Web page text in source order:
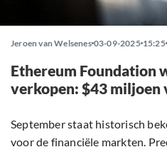
Jeroen van Welsenes 03-09-2025 15:25
Ethereum Foundation
verkopen: $43 miljoen
September staat historisch
voor de financiële markten.